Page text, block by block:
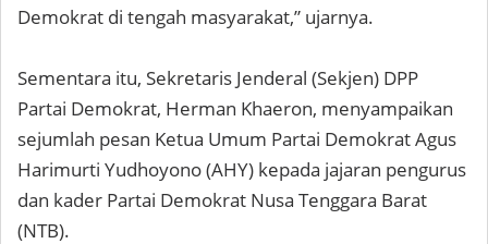
Demokrat di tengah masyarakat,” ujarnya.
Sementara itu, Sekretaris Jenderal (Sekjen) DPP
Partai Demokrat, Herman Khaeron, menyampaikan
sejumlah pesan Ketua Umum Partai Demokrat Agus
Harimurti Yudhoyono (AHY) kepada jajaran pengurus
dan kader Partai Demokrat Nusa Tenggara Barat
(NTB).